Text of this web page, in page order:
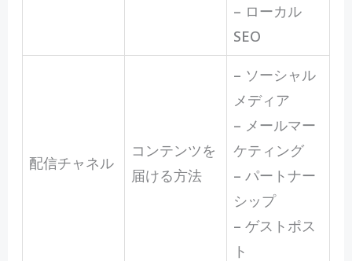
– ローカル
SEO
配信チャネル
コンテンツを
届ける方法
– ソーシャル
メディア
– メールマー
ケティング
– パートナー
シップ
– ゲストポス
ト